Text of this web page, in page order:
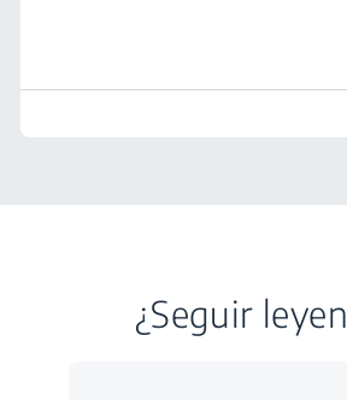
¿Seguir